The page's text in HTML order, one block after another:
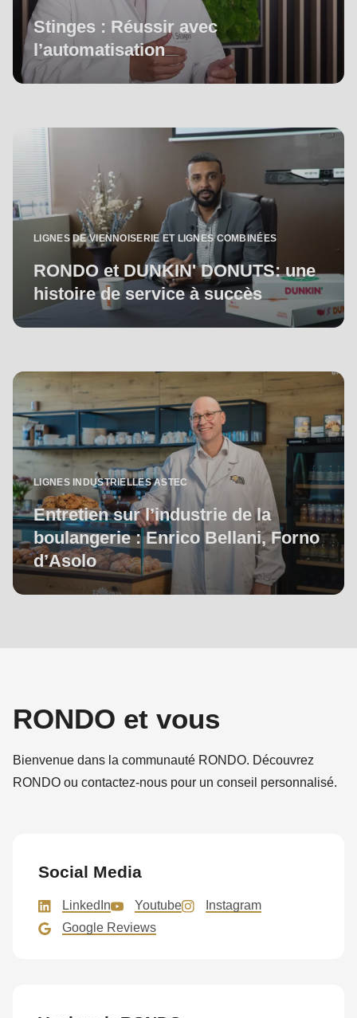
597
of
modules/custom/rondo_contact/src/ContactService.php
Stinges : Réussir avec
l’automatisation
LIGNES DE VIENNOISERIE ET LIGNES COMBINÉES
RONDO et DUNKIN' DONUTS: une
histoire de service à succès
LIGNES INDUSTRIELLES ASTEC
Entretien sur l’industrie de la
boulangerie : Enrico Bellani, Forno
d’Asolo
RONDO et vous
Bienvenue dans la communauté RONDO. Découvrez
RONDO ou contactez-nous pour un conseil personnalisé.
Social Media
LinkedIn Youtube
Instagram
Google Reviews